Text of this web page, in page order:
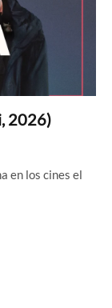
2026)
en los cines el